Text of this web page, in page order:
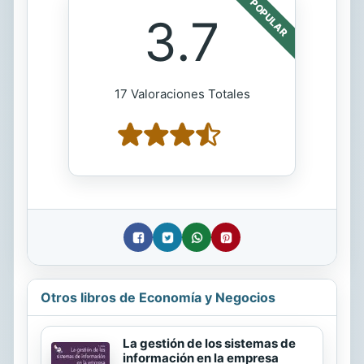
POPULAR
3.7
17 Valoraciones Totales
Otros libros de Economía y Negocios
La gestión de los sistemas de
información en la empresa